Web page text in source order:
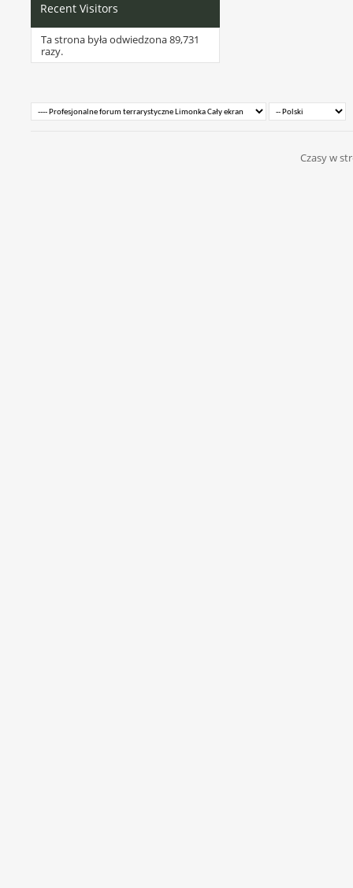
Recent Visitors
Ta strona była odwiedzona89,731
razy.
Czasy w